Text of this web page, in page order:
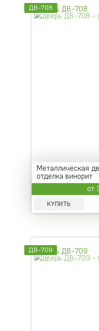
ДВ-708
Металлическая
отделка винорит
от
КУПИТЬ
ДВ-709